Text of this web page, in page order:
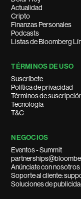
Actualidad
Cripto
Finanzas Personales
Podcasts
Listas de Bloomberg
TÉRMINOS DE USO
Suscríbete
Política de privacidad
Términos de
Tecnología
T&C
NEGOCIOS
Eventos - Summit
Anúnciate con
Soporte al cliente:
Soluciones de